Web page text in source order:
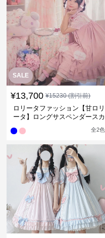
SALE
¥13,700 ¥15230(割引前)
ロリータファッション【甘ロリ
ータ】ロングサスペンダースカ
全2色